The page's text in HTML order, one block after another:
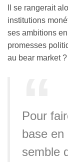
Il se rangerait
institutions
ses ambitions en
promesses
au bear market ?
Pour
base en
semble